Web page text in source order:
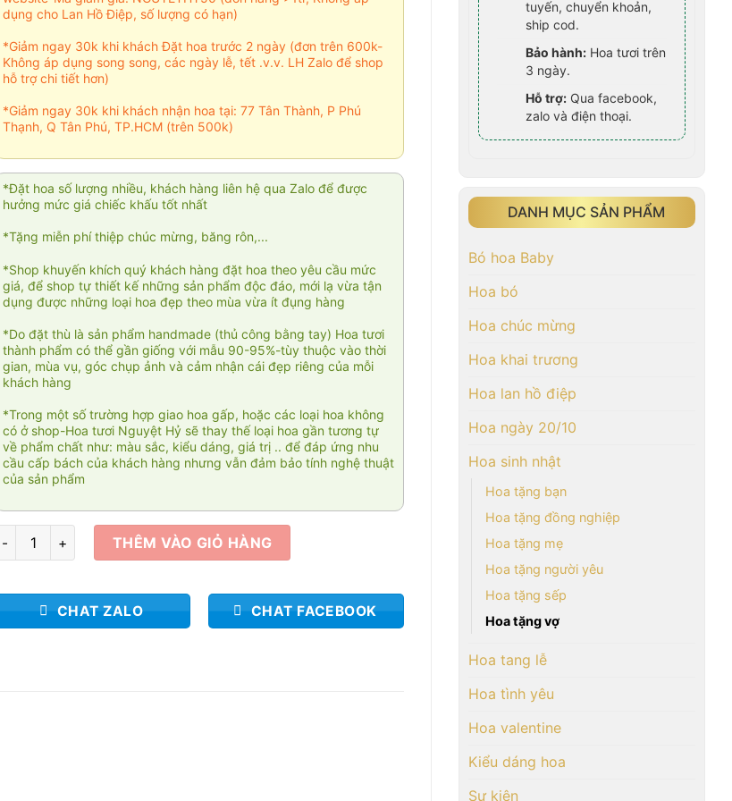
tuyến, chuyển khoản,
ship cod.
Bảo hành: Hoa tươi trên
3 ngày.
Hỗ trợ: Qua facebook,
zalo và điện thoại.
DANH MỤC SẢN PHẨM
Bó hoa Baby
Hoa bó
Hoa chúc mừng
Hoa khai trương
Hoa lan hồ điệp
Hoa ngày 20/10
Hoa sinh nhật
Hoa tặng bạn
Hoa tặng đồng nghiệp
Hoa tặng mẹ
Hoa tặng người yêu
Hoa tặng sếp
Hoa tặng vợ
Hoa tang lễ
Hoa tình yêu
Hoa valentine
Kiểu dáng hoa
Sự kiện
dụng cho Lan Hồ Điệp, số lượng có hạn)
*Giảm ngay 30k khi khách Đặt hoa trước 2 ngày (đơn trên 600k-
Không áp dụng song song, các ngày lễ, tết .v.v. LH Zalo để shop
hỗ trợ chi tiết hơn)
*Giảm ngay 30k khi khách nhận hoa tại: 77 Tân Thành, P Phú
Thạnh, Q Tân Phú, TP.HCM (trên 500k)
*Đặt hoa số lượng nhiều, khách hàng liên hệ qua Zalo để được
hưởng mức giá chiếc khấu tốt nhất
*Tặng miễn phí thiệp chúc mừng, băng rôn,...
*Shop khuyến khích quý khách hàng đặt hoa theo yêu cầu mức
giá, để shop tự thiết kế những sản phẩm độc đáo, mới lạ vừa tận
dụng được những loại hoa đẹp theo mùa vừa ít đụng hàng
*Do đặt thù là sản phẩm handmade (thủ công bằng tay) Hoa tươi
thành phẩm có thể gần giống với mẫu 90-95%-tùy thuộc vào thời
gian, mùa vụ, góc chụp ảnh và cảm nhận cái đẹp riêng của mỗi
khách hàng
*Trong một số trường hợp giao hoa gấp, hoặc các loại hoa không
có ở shop-Hoa tươi Nguyệt Hỷ sẽ thay thế loại hoa gần tương tự
về phẩm chất như: màu sắc, kiểu dáng, giá trị .. để đáp ứng nhu
cầu cấp bách của khách hàng nhưng vẫn đảm bảo tính nghệ thuật
của sản phẩm
Tím mộng mơ số lượngTHÊM VÀO GIỎ HÀNG
CHAT ZALO CHAT FACEBOOK